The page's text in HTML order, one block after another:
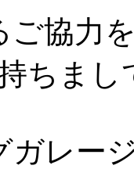
ご協力
ちま
ガレー